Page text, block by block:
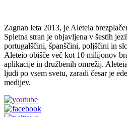
Zagnan leta 2013, je Aleteia
Spletna stran je objavljena v šestih
portugalščini, španščini, poljščini in
Aleteio obišče več kot 10 milijonov
aplikacije in družbenih omrežij.
ljudi po vsem svetu, zaradi česar je
medijev.